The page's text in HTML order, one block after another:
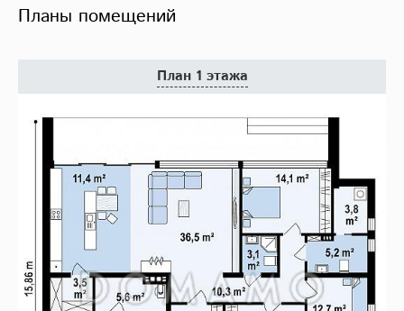
Планы помещений
План 1 этажа